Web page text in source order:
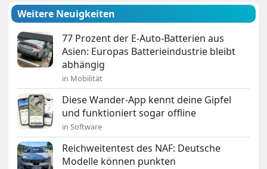
Weitere Neuigkeiten
77 Prozent der E-Auto-Batterien aus
Asien: Europas Batterieindustrie bleibt
abhängig
in Mobilität
Diese Wander-App kennt deine Gipfel
und funktioniert sogar offline
in Software
Reichweitentest des NAF: Deutsche
Modelle können punkten